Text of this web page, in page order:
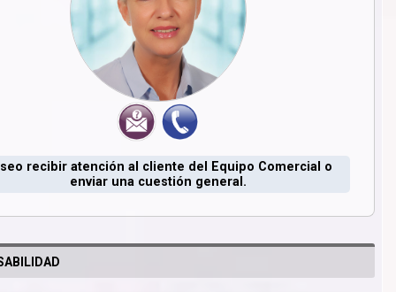
recibir atención al cliente del Equipo Comercial o
enviar una cuestión general.